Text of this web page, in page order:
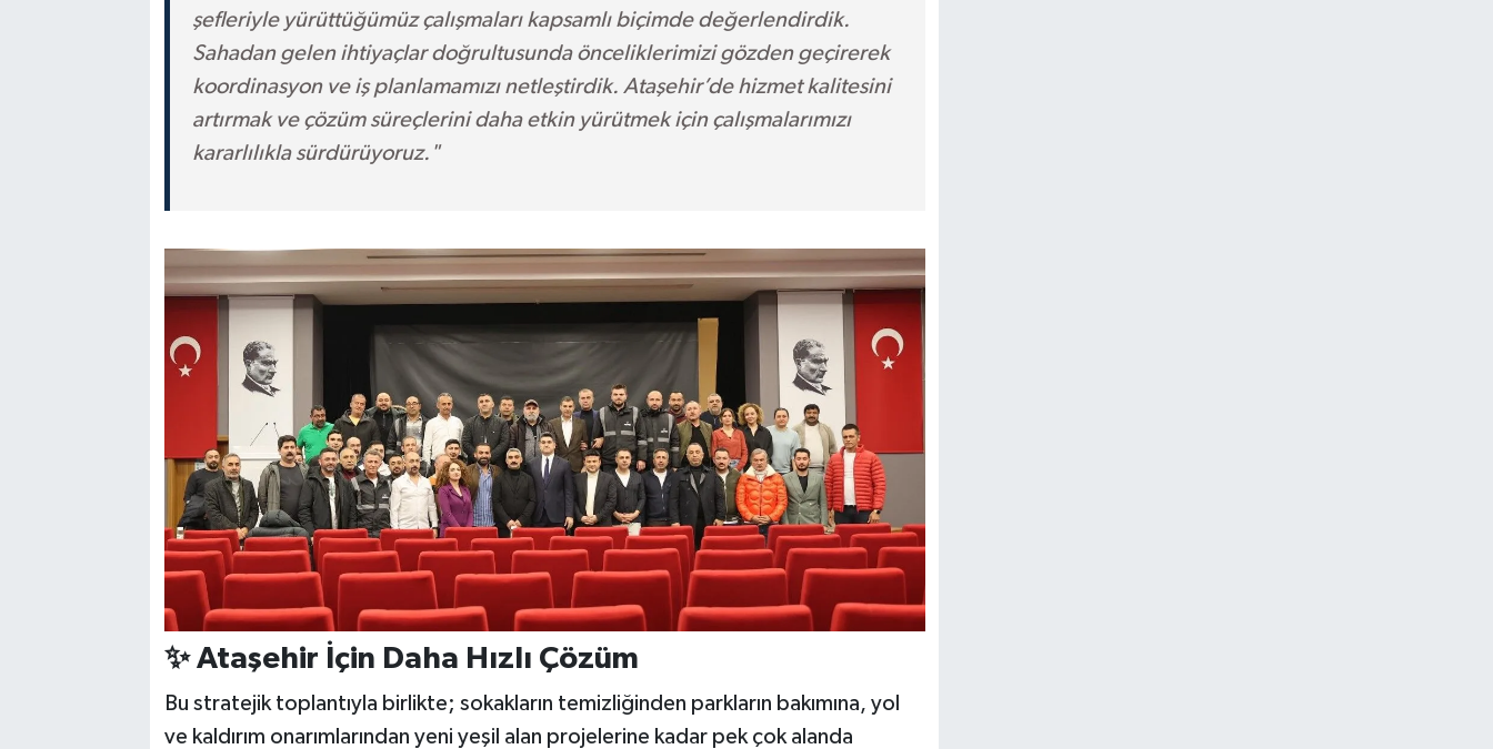
şefleriyle yürüttüğümüz çalışmaları kapsamlı biçimde değerlendirdik.
Sahadan gelen ihtiyaçlar doğrultusunda önceliklerimizi gözden geçirerek
koordinasyon ve iş planlamamızı netleştirdik. Ataşehir’de hizmet kalitesini
artırmak ve çözüm süreçlerini daha etkin yürütmek için çalışmalarımızı
kararlılıkla sürdürüyoruz."
✨ Ataşehir İçin Daha Hızlı Çözüm
Bu stratejik toplantıyla birlikte; sokakların temizliğinden parkların bakımına, yol
ve kaldırım onarımlarından yeni yeşil alan projelerine kadar pek çok alanda